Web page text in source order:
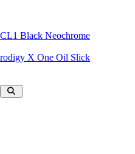
Black Neochrome
X One Oil Slick